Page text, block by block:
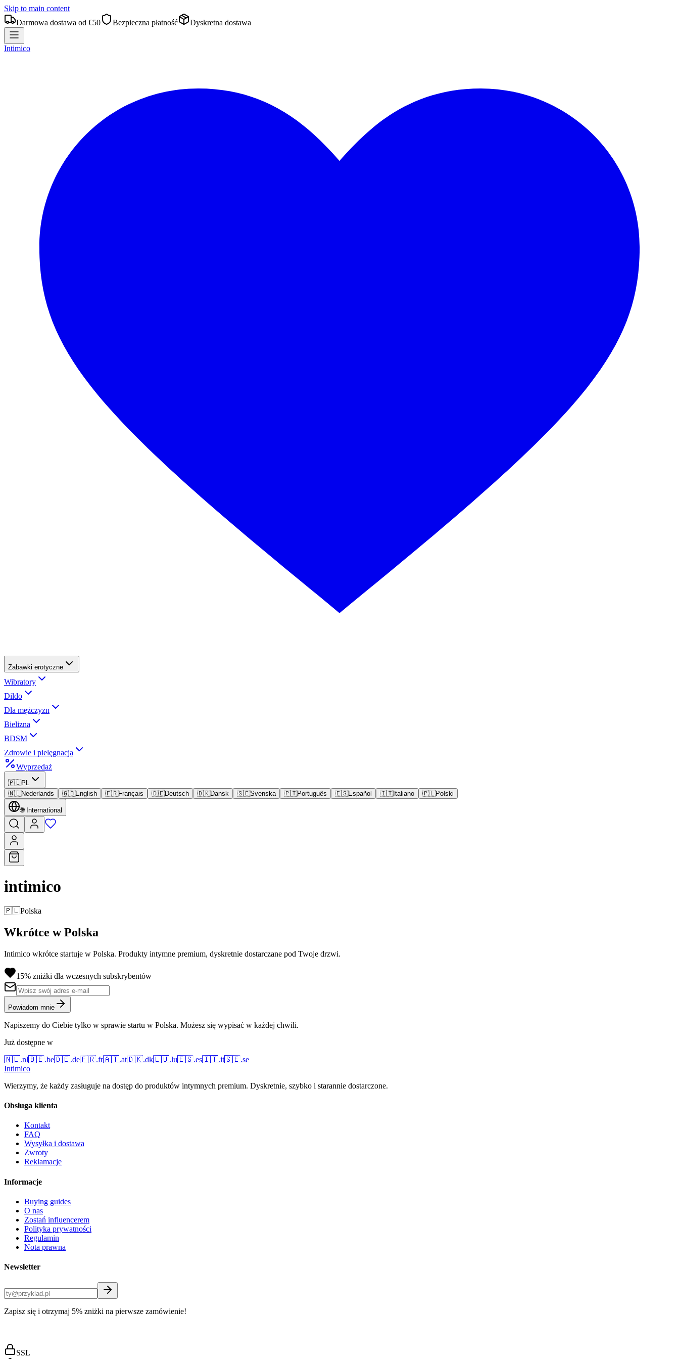
Skip to main content
Darmowa dostawa od €50
Bezpieczna płatność Dyskretna dostawa
Intimico
Zabawki erotyczne
Wibratory
Dildo
Dla mężczyzn
Bielizna
BDSM
Zdrowie i pielęgnacja
Wyprzedaż
🇵🇱PL
🇳🇱Nederlands 🇬🇧English 🇫🇷Français 🇩🇪Deutsch 🇩🇰Dansk 🇸🇪Svenska 🇵🇹Português 🇪🇸Español 🇮🇹Italiano 🇵🇱Polski
🌐 International
intimico
🇵🇱Polska
Wkrótce w Polska
Intimico wkrótce startuje w Polska. Produkty intymne premium, dyskretnie dostarczane pod Twoje drzwi.
15% zniżki dla wczesnych subskrybentów
Powiadom mnie
Napiszemy do Ciebie tylko w sprawie startu w Polska. Możesz się wypisać w każdej chwili.
Już dostępne w
🇳🇱.nl🇧🇪.be🇩🇪.de🇫🇷.fr🇦🇹.at🇩🇰.dk🇱🇺.lu🇪🇸.es🇮🇹.it🇸🇪.se
Intimico
Wierzymy, że każdy zasługuje na dostęp do produktów intymnych premium. Dyskretnie, szybko i starannie dostarczone.
Obsługa klienta
Kontakt
FAQ
Wysyłka i dostawa
Zwroty
Reklamacje
Informacje
Buying guides
O nas
Zostań influencerem
Polityka prywatności
Regulamin
Nota prawna
Newsletter
Zapisz się i otrzymaj 5% zniżki na pierwsze zamówienie!
SSL